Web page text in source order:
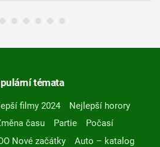
témata
filmy 2024
Nejlepší horory
času Partie
Počasí
Nové začátky
Auto – katalog